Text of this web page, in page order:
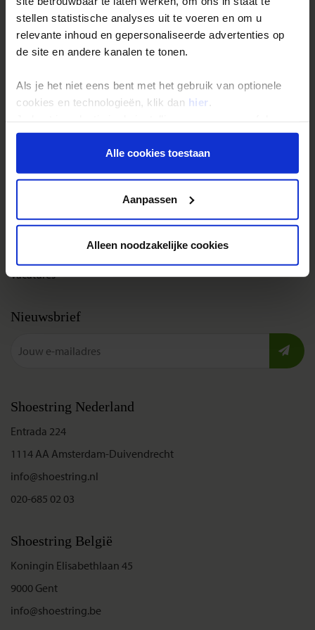
stellen statistische analyses uit te voeren en om u
relevante inhoud en gepersonaliseerde advertenties op
de site en andere kanalen te tonen.
Als je het niet eens bent met het gebruik van optionele
cookies en technologieën, klik dan hier
onder aan de pagina op elk gewenst moment voor de
toekomst wijzigen.Alle cookies toestaan
Aanpassen
Alleen noodzakelijke cookies
Groepsreizen
Single reizen
Gegarandeerde reizen
Bel, mail of chat met ons
Cookies instellingen
Disclaimer & copyright
Vacatures
Nieuwsbrief
Shoestring Nederland
Entrada 224
1114 AA Amsterdam-Duivendrecht
info@shoestring.nl
020-685 02 03
Shoestring België
Koningin Elisabethlaan 45
9000 Gent
info@shoestring.be